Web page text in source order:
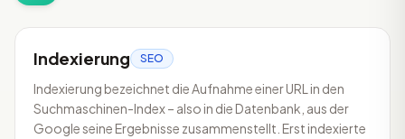
Indexierung SEO
Indexierung bezeichnet die Aufnahme einer URL in den
Suchmaschinen-Index – also in die Datenbank, aus der
Google seine Ergebnisse zusammenstellt. Erst indexierte